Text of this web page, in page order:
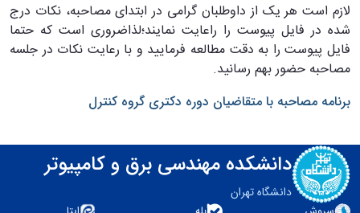
لازم است هر یک از داوطلبان گرامی در ابتدای مصاحبه، نکات درج
شده در فایل پیوست را راعایت نمایند؛لذاضروری است که حتما
فایل پیوست را به دقت مطالعه فرمایید و با رعایت نکات در جلسه
مصاحبه حضور بهم رسانید.
برنامه مصاحبه با متقاضیان دوره دکتری گروه کنترل
دانشکده مهندسی برق و کامپیوتر
دانشگاه تهران